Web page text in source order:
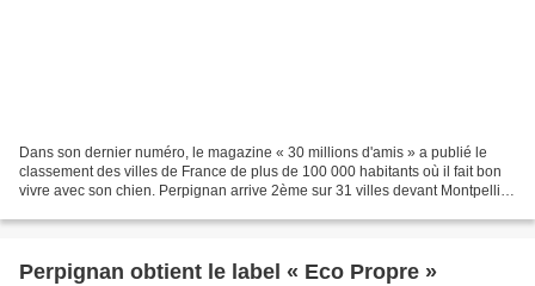
Dans son dernier numéro, le magazine « 30 millions d'amis » a publié le
classement des villes de France de plus de 100 000 habitants où il fait bon
vivre avec son chien. Perpignan arrive 2ème sur 31 villes devant Montpellier
Perpignan obtient le label « Eco Propre »